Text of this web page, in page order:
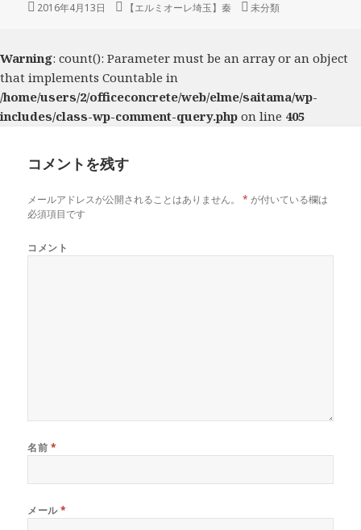
投
2016年4月13日
作【エルミオーレ埼玉】秦
カ
ー
未分類
Warning: count(): Parameter must be an array or an object
that implements Countable in
/home/users/2/officeconcrete/web/elme/saitama/wp-
includes/class-wp-comment-query.php on line 405
コメントを残す
メールアドレスが公開されることはありません。 * が付いている欄は
必須項目です
コメント
名前 *
メール*